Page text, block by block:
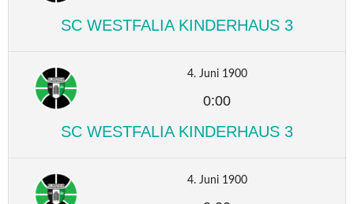
SC WESTFALIA KINDERHAUS 3
4. Juni 1900
0:00
SC WESTFALIA KINDERHAUS 3
4. Juni 1900